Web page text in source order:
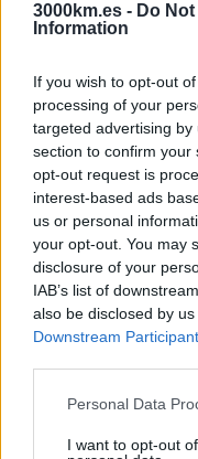
3000km.es - Do
Information
If you wish to opt-out
processing of your
targeted advertising
section to confirm your
opt-out request is
interest-based ads
us or personal
your opt-out. You may
disclosure of your
IAB’s list of
also be disclosed by
Downstream
Please note that this
not limited to your visit
Personal Data
I want to opt-out
Escocia
Irlanda
Islas
Polonia
Portugal
Suecia
Nueva
Fechas
Todos
Septiembre
Noviembre
3000KM
Descuentos